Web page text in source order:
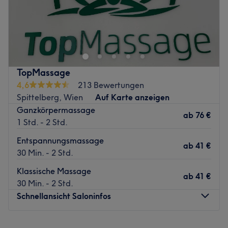
Du fühlst dich gestresst und unausgeglichen? Bei Tai An
泰安 Massage in Wien, 15. Bezirk findest du eine Oase
der Entspannung. Egal ob klassische asiatische Massage,
Hot Stone oder Schröpf Massage, hier kannst du vom
Alltag abschalten und dich verwöhnen lassen!
Nächste öffentliche Verkehrsmittel:
Die U-Bahn und Bushaltestelle Schweglerstraße ist direkt
vor dem Salon.
Das Team:
Das freundliche Team erwartet dich mit professionell
durchgeführten Massagetechniken, um dir Wohlbefinden
und Entspannung für Geist und Seele zu ermöglichen.
Was uns an dem Salon gefällt:
Atmosphäre: Angenehm, einladend, freundlich.
TopMassage
4,6
213 Bewertungen
Spittelberg, Wien
Auf Karte anzeigen
Ganzkörpermassage
1 Std. - 2 Std.
ab 76 €
Entspannungsmassage
30 Min. - 2 Std.
ab 41 €
Klassische Massage
30 Min. - 2 Std.
ab 41 €
Schnellansicht Saloninfos